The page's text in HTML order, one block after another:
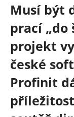
Musí být
prací „do
projekt
české
Profinit